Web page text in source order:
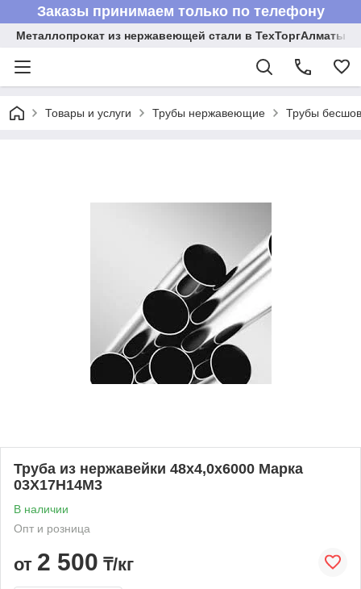
Заказы принимаем только по телефону
Металлопрокат из нержавеющей стали в ТехТоргАлматы
Товары и услуги Трубы нержавеющие Трубы
Труба из нержавейки 48х4,0х6000 Марка
03Х17Н14М3
В наличии
Опт и розница
от 2 500 ₸/кг